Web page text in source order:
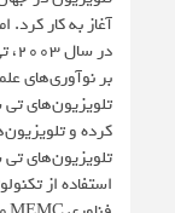
آغاز به کار
بر نوآوری‌های
کرده و
تلویزیون‌های